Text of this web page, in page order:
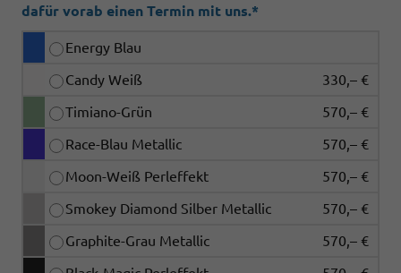
dafür vorab einen Termin mit uns.*
Energy Blau
Candy Weiß
330,– €
Timiano-Grün
570,– €
Race-Blau Metallic
570,– €
Moon-Weiß Perleffekt
570,– €
Smokey Diamond Silber Metallic
570,– €
Graphite-Grau Metallic
570,– €